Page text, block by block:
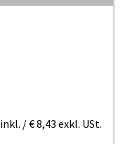
inkl. /€ 8,43 exkl. USt.